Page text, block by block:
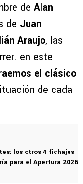
de Alan
de Juan
Araujo, las
en este
el clásico
de cada
los otros 4 fichajes
para el Apertura 2026